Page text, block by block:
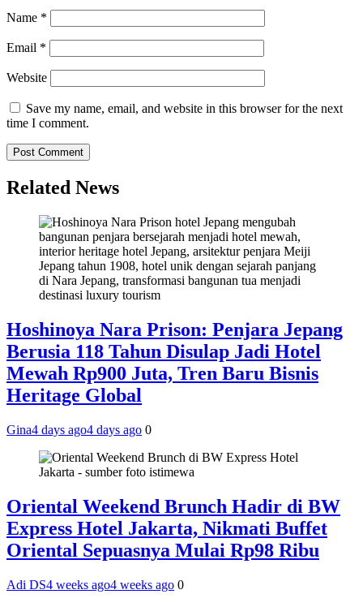
Name *
Email *
Website
Save my name, email, and website in this browser for the next
time I comment.
Related News
Hoshinoya Nara Prison: Penjara Jepang
Berusia 118 Tahun Disulap Jadi Hotel
Mewah Rp900 Juta, Tren Baru Bisnis
Heritage Global
Gina4 days ago4 days ago 0
Oriental Weekend Brunch Hadir di BW
Express Hotel Jakarta, Nikmati Buffet
Oriental Sepuasnya Mulai Rp98 Ribu
Adi DS4 weeks ago4 weeks ago 0